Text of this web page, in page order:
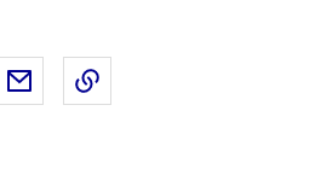
X sur LinkedIn
Partager par email